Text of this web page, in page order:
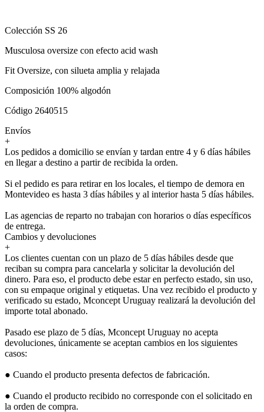
Colección SS 26
Musculosa oversize con efecto acid wash
Fit Oversize, con silueta amplia y relajada
Composición 100% algodón
Código 2640515
Envíos
+
Los pedidos a domicilio se envían y tardan entre 4 y 6 días hábiles
en llegar a destino a partir de recibida la orden.
Si el pedido es para retirar en los locales, el tiempo de demora en
Montevideo es hasta 3 días hábiles y al interior hasta 5 días hábiles.
Las agencias de reparto no trabajan con horarios o días específicos
de entrega.
Cambios y devoluciones
+
Los clientes cuentan con un plazo de 5 días hábiles desde que
reciban su compra para cancelarla y solicitar la devolución del
dinero. Para eso, el producto debe estar en perfecto estado, sin uso,
con su empaque original y etiquetas. Una vez recibido el producto y
verificado su estado, Mconcept Uruguay realizará la devolución del
importe total abonado.
Pasado ese plazo de 5 días, Mconcept Uruguay no acepta
devoluciones, únicamente se aceptan cambios en los siguientes
casos:
● Cuando el producto presenta defectos de fabricación.
● Cuando el producto recibido no corresponde con el solicitado en
la orden de compra.